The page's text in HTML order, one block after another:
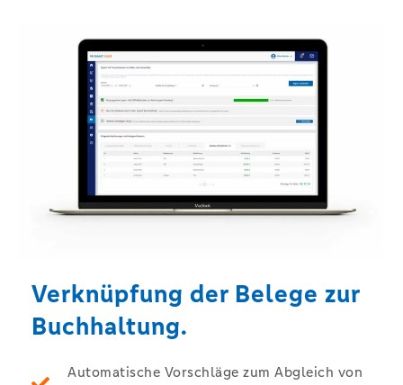
Verknüpfung der Belege zur
Buchhaltung.
Automatische Vorschläge zum Abgleich von